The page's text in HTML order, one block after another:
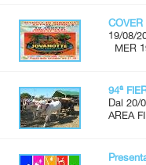
COVER
19/08/
MER
94ª
Dal 20/
AREA